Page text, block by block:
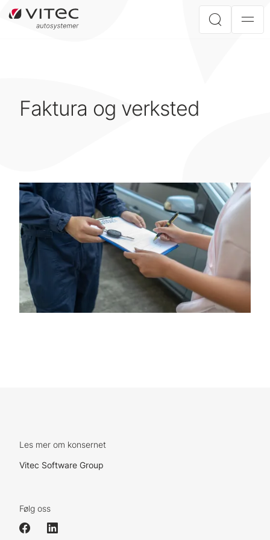
Faktura og verksted
Les mer om konsernet
Vitec Software Group
Følg oss